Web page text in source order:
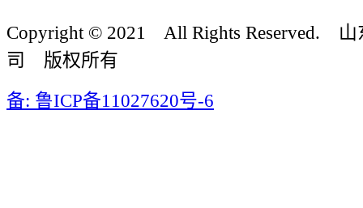
Copyright © 2021 All Rights Reserved. 山
司 版权所有
备: 鲁ICP备11027620号-6